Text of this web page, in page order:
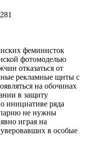
феминисток
фотомоделью
отказаться от
рекламные щиты с
на обочинах
в защиту
инициативе ряда
не нужны
играя на
в особые